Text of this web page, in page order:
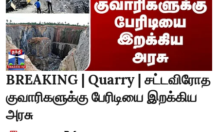
BREAKING | Quarry | சட்டவிரோத
குவாரிகளுக்கு பேரிடியை இறக்கிய
அரசு